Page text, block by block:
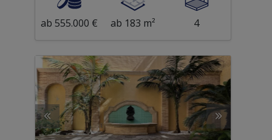
ab 555.000 € ab 183 m² 4